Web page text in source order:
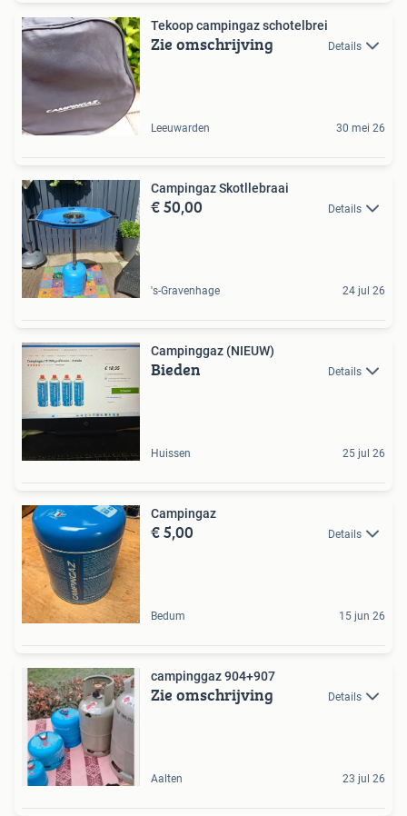
Tekoop campingaz schotelbrei
Zie omschrijving Details
Leeuwarden 30 mei 26
Campingaz Skotllebraai
€ 50,00 Details
's-Gravenhage 24 jul 26
Campinggaz (NIEUW)
Bieden Details
Huissen 25 jul 26
Campingaz
€ 5,00 Details
Bedum 15 jun 26
campinggaz 904+907
Zie omschrijving Details
Aalten 23 jul 26